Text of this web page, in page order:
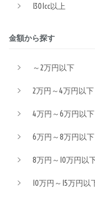
1301cc以上
金額から探す
～2万円以下
2万円～4万円以下
4万円～6万円以下
6万円～8万円以下
8万円～10万円以
10万円～15万円以